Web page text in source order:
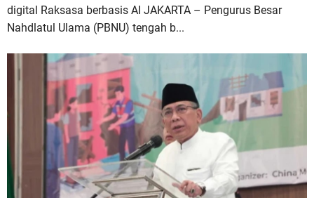
digital Raksasa berbasis AI JAKARTA – Pengurus Besar
Nahdlatul Ulama (PBNU) tengah b...